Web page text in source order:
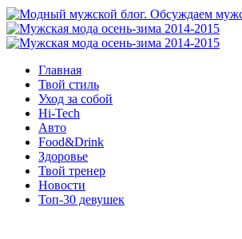
Главная
Твой стиль
Уход за собой
Hi-Tech
Авто
Food&Drink
Здоровье
Твой тренер
Новости
Топ-30 девушек